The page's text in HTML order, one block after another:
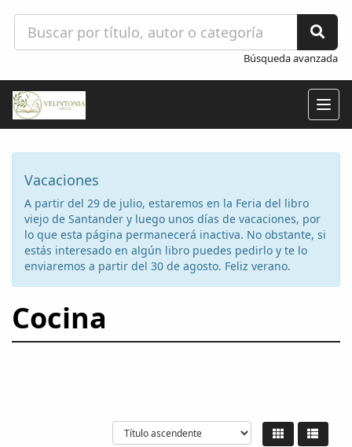
Búsqueda avanzada
Vacaciones
A partir del 29 de julio, estaremos en la Feria del libro
viejo de Santander y luego unos días de vacaciones, por
lo que esta página permanecerá inactiva. No obstante, si
estás interesado en algún libro puedes pedirlo y te lo
enviaremos a partir del 30 de agosto. Feliz verano.
Cocina